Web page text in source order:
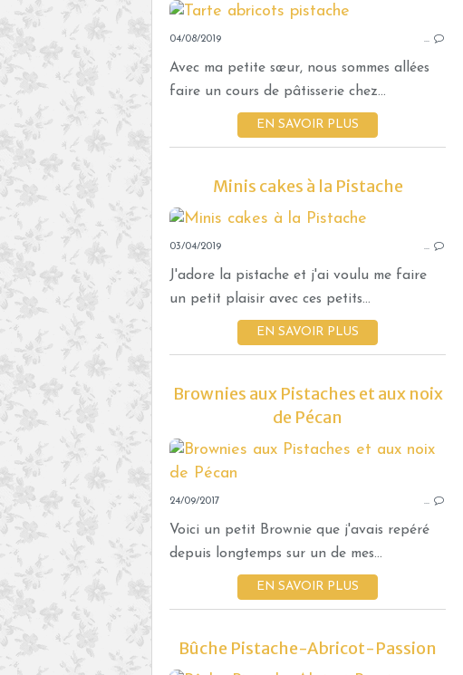
04/08/2019 …
Avec ma petite sœur, nous sommes allées
faire un cours de pâtisserie chez...
EN SAVOIR PLUS
Minis cakes à la Pistache
03/04/2019 …
J'adore la pistache et j'ai voulu me faire
un petit plaisir avec ces petits...
EN SAVOIR PLUS
Brownies aux Pistaches et aux noix
de Pécan
24/09/2017 …
Voici un petit Brownie que j'avais repéré
depuis longtemps sur un de mes...
EN SAVOIR PLUS
Bûche Pistache-Abricot-Passion